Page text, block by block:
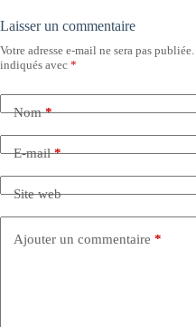
Laisser un commentaire
Votre adresse e-mail ne sera pas publiée.
indiqués avec *
Nom*
E-mail*
Site web
Ajouter un commentaire *